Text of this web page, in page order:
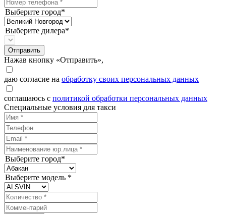
Выберите город*
Выберите дилера*
Отправить
Нажав кнопку «Отправить»,
даю согласие на обработку своих персональных данных
соглашаюсь с политикой обработки персональных данных
Специальные условия для такси
Выберите город*
Выберите модель *